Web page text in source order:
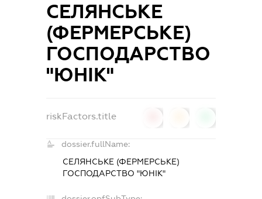
СЕЛЯНСЬКЕ
(ФЕРМЕРСЬКЕ)
ГОСПОДАРСТВО
"ЮНІК"
riskFactors.title
dossier.fullName:
СЕЛЯНСЬКЕ (ФЕРМЕРСЬКЕ)
ГОСПОДАРСТВО "ЮНІК"